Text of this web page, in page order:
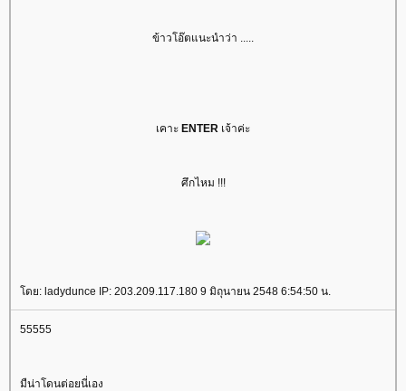
ข้าวโอ๊ตแนะนำว่า .....
เคาะ ENTER เจ้าค่ะ
ศึกไหม !!!
โดย: ladydunce IP: 203.209.117.180 9 มิถุนายน 2548 6:54:50 น.
55555
มืน่าโดนต่อยนี่เอง